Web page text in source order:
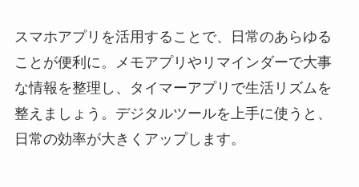
スマホアプリを活用することで、日常のあらゆる
ことが便利に。メモアプリやリマインダーで大事
な情報を整理し、タイマーアプリで生活リズムを
整えましょう。デジタルツールを上手に使うと、
日常の効率が大きくアップします。